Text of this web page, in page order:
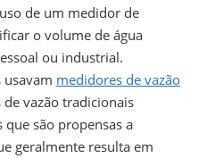
de um medidor de
o volume de água
ou industrial.
usavam medidores de vazão
de vazão tradicionais
que são propensas a
geralmente resulta em